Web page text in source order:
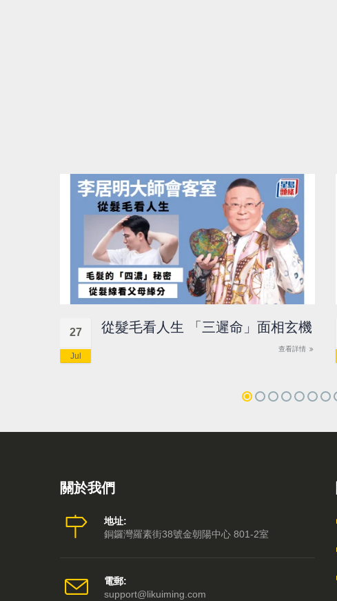
27
Jul
從髮毛看人生 「三遲命」面相玄機
查看詳情
關於我們
地址:
銅鑼灣羅素街38號金朝陽中心 801-2室
電郵:
support@likuiming.com